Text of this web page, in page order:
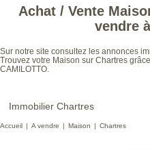
Achat / Vente
vendre
Sur notre site consultez les annonces
Trouvez votre Maison sur Chartres
CAMILOTTO.
Immobilier Chartres
Accueil A vendre Maison Chartres